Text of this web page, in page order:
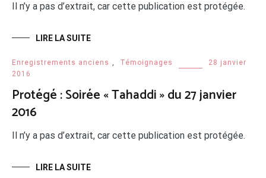
Il n’y a pas d’extrait, car cette publication est protégée.
LIRE LA SUITE
Enregistrements anciens , Témoignages
28 janvier
2016
Protégé : Soirée « Tahaddi » du 27 janvier
2016
Il n’y a pas d’extrait, car cette publication est protégée.
LIRE LA SUITE